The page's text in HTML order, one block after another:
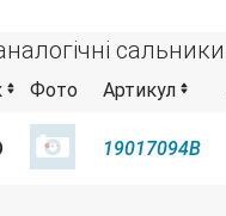
сальники
Фото Артикул
19017094B